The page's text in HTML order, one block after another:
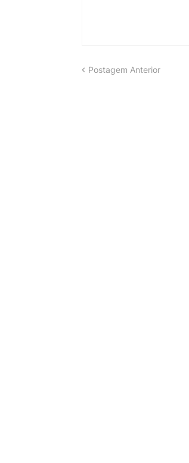
Postagem Anterior